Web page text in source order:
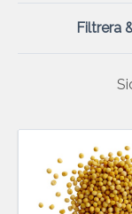
Filtrera